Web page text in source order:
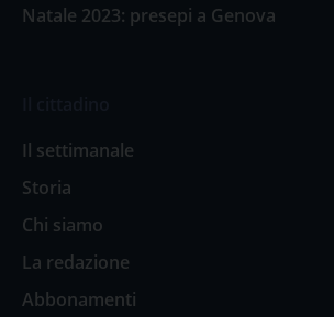
Natale 2023: presepi a Genova
Il settimanale
Storia
Chi siamo
La redazione
Abbonamenti